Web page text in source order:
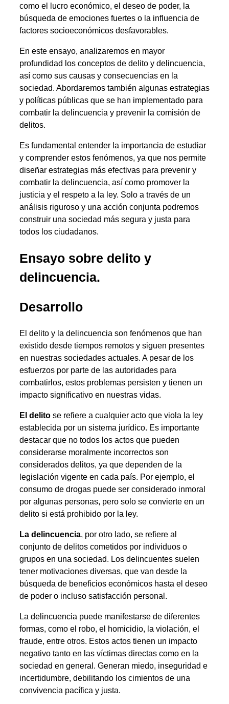
como el lucro económico, el deseo de poder, la
búsqueda de emociones fuertes o la influencia de
factores socioeconómicos desfavorables.
En este ensayo, analizaremos en mayor
profundidad los conceptos de delito y delincuencia,
así como sus causas y consecuencias en la
sociedad. Abordaremos también algunas estrategias
y políticas públicas que se han implementado para
combatir la delincuencia y prevenir la comisión de
delitos.
Es fundamental entender la importancia de estudiar
y comprender estos fenómenos, ya que nos permite
diseñar estrategias más efectivas para prevenir y
combatir la delincuencia, así como promover la
justicia y el respeto a la ley. Solo a través de un
análisis riguroso y una acción conjunta podremos
construir una sociedad más segura y justa para
todos los ciudadanos.
Ensayo sobre delito y
delincuencia.
Desarrollo
El delito y la delincuencia son fenómenos que han
existido desde tiempos remotos y siguen presentes
en nuestras sociedades actuales. A pesar de los
esfuerzos por parte de las autoridades para
combatirlos, estos problemas persisten y tienen un
impacto significativo en nuestras vidas.
El delito se refiere a cualquier acto que viola la ley
establecida por un sistema jurídico. Es importante
destacar que no todos los actos que pueden
considerarse moralmente incorrectos son
considerados delitos, ya que dependen de la
legislación vigente en cada país. Por ejemplo, el
consumo de drogas puede ser considerado inmoral
por algunas personas, pero solo se convierte en un
delito si está prohibido por la ley.
La delincuencia, por otro lado, se refiere al
conjunto de delitos cometidos por individuos o
grupos en una sociedad. Los delincuentes suelen
tener motivaciones diversas, que van desde la
búsqueda de beneficios económicos hasta el deseo
de poder o incluso satisfacción personal.
La delincuencia puede manifestarse de diferentes
formas, como el robo, el homicidio, la violación, el
fraude, entre otros. Estos actos tienen un impacto
negativo tanto en las víctimas directas como en la
sociedad en general. Generan miedo, inseguridad e
incertidumbre, debilitando los cimientos de una
convivencia pacífica y justa.